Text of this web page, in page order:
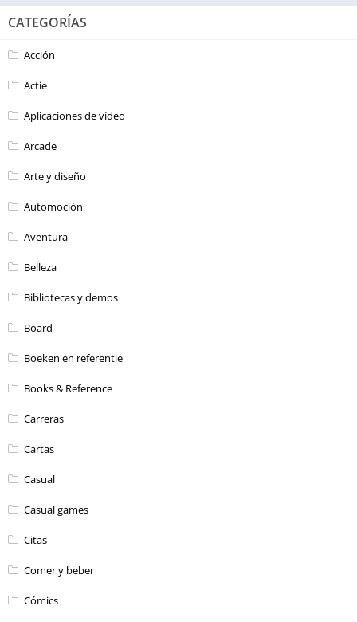
CATEGORÍAS
Acción
Actie
Aplicaciones de vídeo
Arcade
Arte y diseño
Automoción
Aventura
Belleza
Bibliotecas y demos
Board
Boeken en referentie
Books & Reference
Carreras
Cartas
Casual
Casual games
Citas
Comer y beber
Cómics